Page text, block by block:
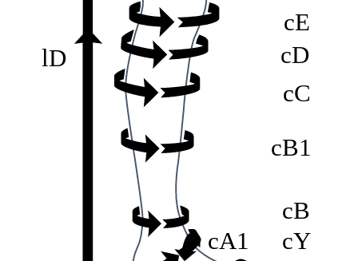
lD
cE
cD
cC
cB1
cB
cY
cA1